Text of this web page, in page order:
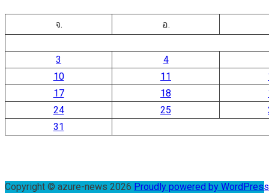
จ. อ.
3
4
10
11
17
18
24
25
31
Copyright © azure-news 2026 Proudly powered by